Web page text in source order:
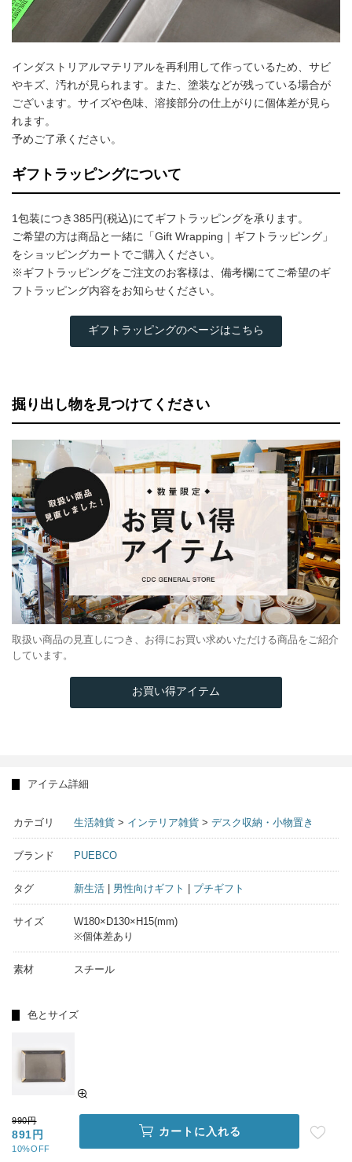
インダストリアルマテリアルを再利用して作っているため、サビ
やキズ、汚れが見られます。また、塗装などが残っている場合が
ございます。サイズや色味、溶接部分の仕上がりに個体差が見ら
れます。
予めご了承ください。
ギフトラッピングについて
1包装につき385円(税込)にてギフトラッピングを承ります。
ご希望の方は商品と一緒に「Gift Wrapping｜ギフトラッピング」
をショッピングカートでご購入ください。
※ギフトラッピングをご注文のお客様は、備考欄にてご希望のギ
フトラッピング内容をお知らせください。
ギフトラッピングのページはこちら
掘り出し物を見つけてください
取扱い商品の見直しにつき、お得にお買い求めいただける商品をご紹介
しています。
お買い得アイテム
アイテム詳細
カテゴリ 生活雑貨 > インテリア雑貨 > デスク収納・小物置き
ブランド PUEBCO
タグ 新生活 男性向けギフト プチギフト
サイズ
W180×D130×H15(mm)
※個体差あり
素材 スチール
色とサイズ
990円
891円
10%OFF
カートに入れる